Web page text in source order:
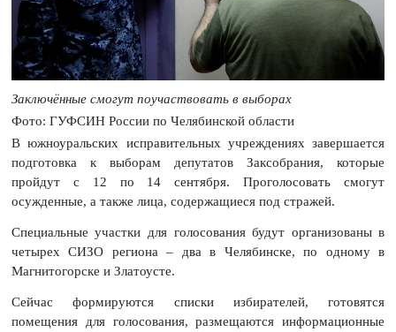
Заключённые смогут поучаствовать в выборах
Фото: ГУФСИН России по Челябинской области
В южноуральских исправительных учреждениях завершается
подготовка к выборам депутатов Заксобрания, которые
пройдут с 12 по 14 сентября. Проголосовать смогут
осужденные, а также лица, содержащиеся под стражей.
Специальные участки для голосования будут организованы в
четырех СИЗО региона – два в Челябинске, по одному в
Магнитогорске и Златоусте.
Сейчас формируются списки избирателей, готовятся
помещения для голосования, размещаются информационные